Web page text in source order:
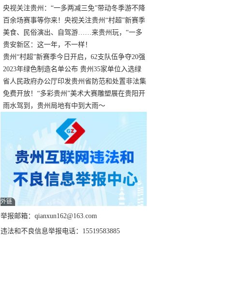
错过
央视关注贵州：“一多两减三免”带动冬季游不降
温
百余场赛事等你来！央视关注贵州“村超”新赛季
正式“打响”
美食、民俗演出、自驾游……来贵州玩，“一多
两减三免”！
贵安新区：这一年，不一样！
贵州“村超”新赛季今日开启，62支队伍争夺20强
名额
2023年绿色制造名单公布 贵州35家单位入选绿
色工厂
省人民政府办公厅印发贵州省防范和处置非法集
资工作实施细则
免费开放！“多彩贵州”美术大赛雕塑展在贵阳开
展，持续至1月19日
雨水驾到，贵州局地有中到大雨～
外链
举报邮箱：qianxun162@163.com
违法和不良信息举报电话：15519583885